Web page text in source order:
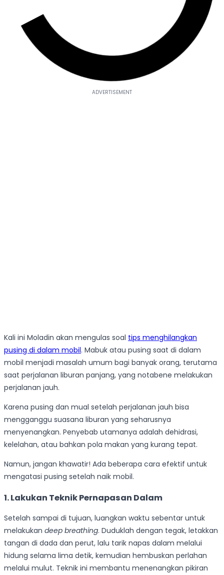
Kali ini Moladin akan mengulas soal tips menghilangkan
pusing di dalam mobil. Mabuk atau pusing saat di dalam
mobil menjadi masalah umum bagi banyak orang, terutama
saat perjalanan liburan panjang, yang notabene melakukan
perjalanan jauh.
Karena pusing dan mual setelah perjalanan jauh bisa
mengganggu suasana liburan yang seharusnya
menyenangkan. Penyebab utamanya adalah dehidrasi,
kelelahan, atau bahkan pola makan yang kurang tepat.
Namun, jangan khawatir! Ada beberapa cara efektif untuk
mengatasi pusing setelah naik mobil.
1. Lakukan Teknik Pernapasan Dalam
Setelah sampai di tujuan, luangkan waktu sebentar untuk
melakukan deep breathing. Duduklah dengan tegak, letakkan
tangan di dada dan perut, lalu tarik napas dalam melalui
hidung selama lima detik, kemudian hembuskan perlahan
melalui mulut. Teknik ini membantu menenangkan pikiran